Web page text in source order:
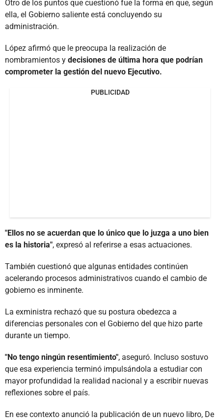
Otro de los puntos que cuestionó fue la forma en que, según
ella, el Gobierno saliente está concluyendo su
administración.
López afirmó que le preocupa la realización de
nombramientos y decisiones de última hora que podrían
comprometer la gestión del nuevo Ejecutivo.
PUBLICIDAD
"Ellos no se acuerdan que lo único que lo juzga a uno bien
es la historia", expresó al referirse a esas actuaciones.
También cuestionó que algunas entidades continúen
acelerando procesos administrativos cuando el cambio de
gobierno es inminente.
La exministra rechazó que su postura obedezca a
diferencias personales con el Gobierno del que hizo parte
durante un tiempo.
"No tengo ningún resentimiento", aseguró. Incluso sostuvo
que esa experiencia terminó impulsándola a estudiar con
mayor profundidad la realidad nacional y a escribir nuevas
reflexiones sobre el país.
En ese contexto anunció la publicación de un nuevo libro, De